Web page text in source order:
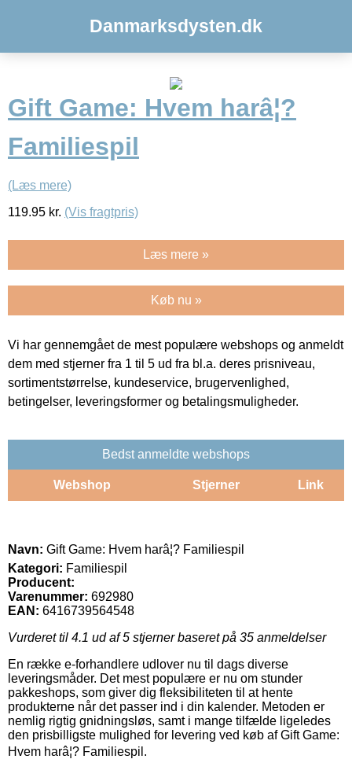
Danmarksdysten.dk
Gift Game: Hvem harâ¦?
Familiespil
(Læs mere)
119.95 kr. (Vis fragtpris)
Læs mere »
Køb nu »
Vi har gennemgået de mest populære webshops og anmeldt
dem med stjerner fra 1 til 5 ud fra bl.a. deres prisniveau,
sortimentstørrelse, kundeservice, brugervenlighed,
betingelser, leveringsformer og betalingsmuligheder.
Bedst anmeldte webshops
Webshop Stjerner Link
Navn: Gift Game: Hvem harâ¦? Familiespil
Kategori: Familiespil
Producent:
Varenummer: 692980
EAN: 6416739564548
Vurderet til 4.1 ud af 5 stjerner baseret på 35 anmeldelser
En række e-forhandlere udlover nu til dags diverse
leveringsmåder. Det mest populære er nu om stunder
pakkeshops, som giver dig fleksibiliteten til at hente
produkterne når det passer ind i din kalender. Metoden er
nemlig rigtig gnidningsløs, samt i mange tilfælde ligeledes
den prisbilligste mulighed for levering ved køb af Gift Game:
Hvem harâ¦? Familiespil.